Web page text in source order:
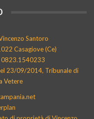
Santoro
Casagiove (Ce)
23/09/2014, Tribunale di
Vetere